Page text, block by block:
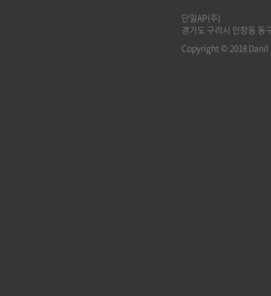
단일AP(주)
경기도 구리시 인창동 동
Copyright © 2018